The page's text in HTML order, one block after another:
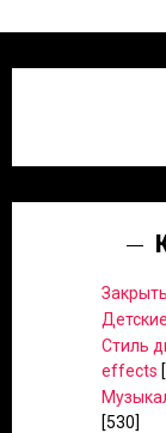
Стиль
effects
[530]